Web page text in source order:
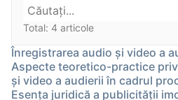
Total: 4 articole
Înregistrarea audio și video a
Aspecte teoretico-practice
și video a audierii în cadrul
Esența juridică a publicității